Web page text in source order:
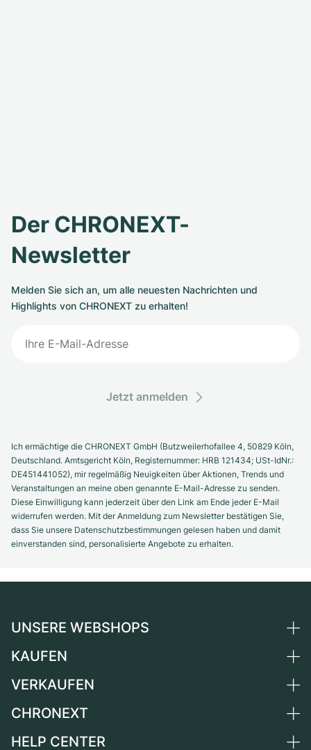
Der CHRONEXT-
Newsletter
Melden Sie sich an, um alle neuesten Nachrichten und
Highlights von CHRONEXT zu erhalten!
Jetzt anmelden
Ich ermächtige die CHRONEXT GmbH (Butzweilerhofallee 4, 50829 Köln,
Deutschland. Amtsgericht Köln, Registernummer: HRB 121434; USt-IdNr.:
DE451441052), mir regelmäßig Neuigkeiten über Aktionen, Trends und
Veranstaltungen an meine oben genannte E-Mail-Adresse zu senden.
Diese Einwilligung kann jederzeit über den Link am Ende jeder E-Mail
widerrufen werden. Mit der Anmeldung zum Newsletter bestätigen Sie,
dass Sie unsere Datenschutzbestimmungen gelesen haben und damit
einverstanden sind, personalisierte Angebote zu erhalten.
UNSERE WEBSHOPS
Deutschland
Schweiz
Frankreich
KAUFEN
Alle Luxusuhren
Independent Brands
VERKAUFEN
Uhr verkaufen
CHRONEXT
Über uns
HELP CENTER